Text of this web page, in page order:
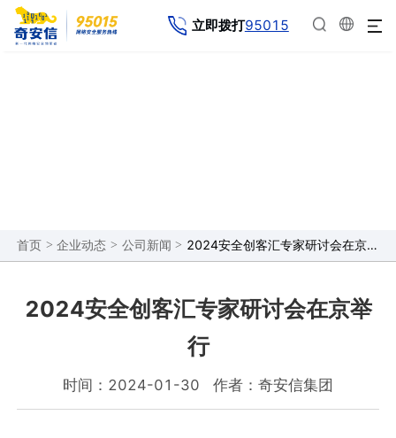
立即拨打95015
首页 > 企业动态 > 公司新闻 > 2024安全创客汇专家研讨会在京举行
2024安全创客汇专家研讨会在京举
行
时间：2024-01-30 作者：奇安信集团